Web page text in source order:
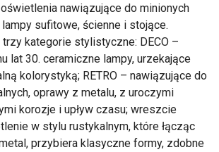
nawiązujące do minionych
sufitowe, ścienne i stojące.
kategorie stylistyczne: DECO –
lat 30. ceramiczne lampy, urzekające
kolorystyką; RETRO – nawiązujące do
oprawy z metalu, z uroczymi
korozje i upływ czasu; wreszcie
w stylu rustykalnym, które łącząc
przybiera klasyczne formy, zdobne